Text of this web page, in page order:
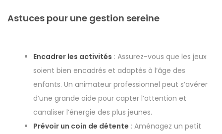
Astuces pour une gestion sereine
Encadrer les activités : Assurez-vous que les jeux
soient bien encadrés et adaptés à l’âge des
enfants. Un animateur professionnel peut s’avérer
d’une grande aide pour capter l’attention et
canaliser l’énergie des plus jeunes.
Prévoir un coin de détente : Aménagez un petit